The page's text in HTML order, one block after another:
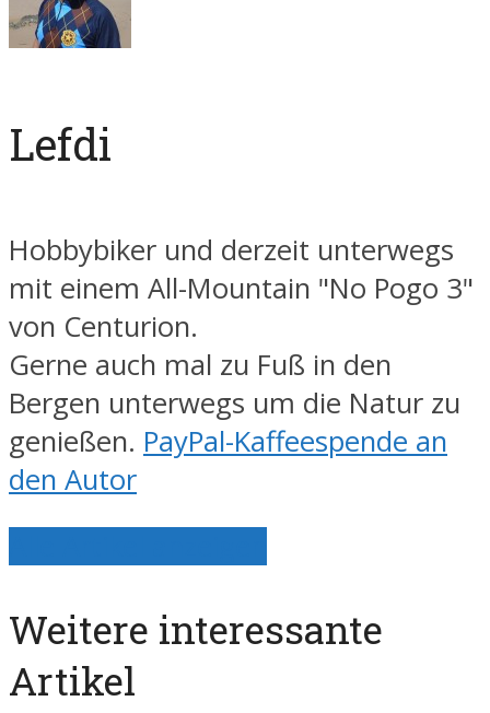
Lefdi
Hobbybiker und derzeit unterwegs
mit einem All-Mountain "No Pogo 3"
von Centurion.
Gerne auch mal zu Fuß in den
Bergen unterwegs um die Natur zu
genießen. PayPal-Kaffeespende an
den Autor
Weitere interessante
Artikel